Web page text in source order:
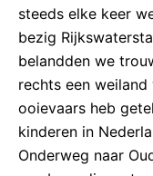
steeds elke keer
bezig
belandden we
rechts een
ooievaars heb
kinderen in
Onderweg naar